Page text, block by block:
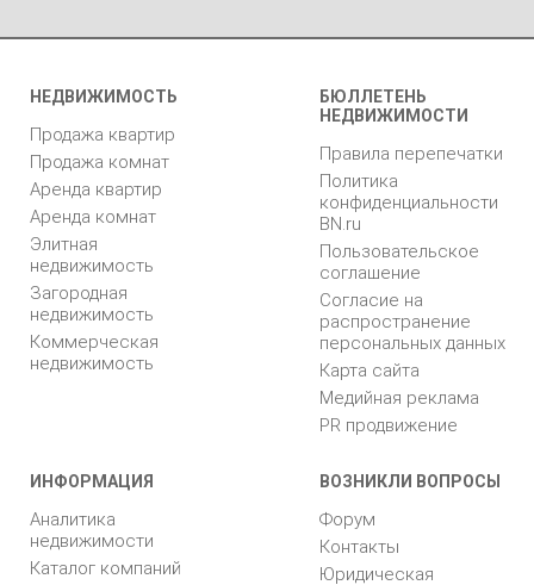
НЕДВИЖИМОСТЬ
Продажа квартир
Продажа комнат
Аренда квартир
Аренда комнат
Элитная
недвижимость
Загородная
недвижимость
Коммерческая
недвижимость
БЮЛЛЕТЕНЬ
НЕДВИЖИМОСТИ
Правила перепечатки
Политика
конфиденциальности
BN.ru
Пользовательское
соглашение
Согласие на
распространение
персональных данных
Карта сайта
Медийная реклама
PR продвижение
ИНФОРМАЦИЯ
Аналитика
недвижимости
Каталог компаний
ВОЗНИКЛИ ВОПРОСЫ
Форум
Контакты
Юридическая